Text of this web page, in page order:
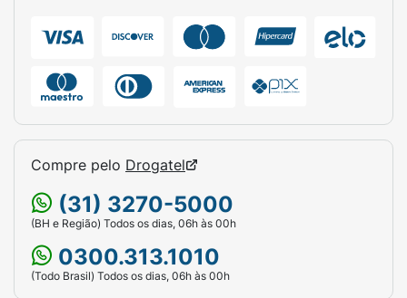
Compre pelo Drogatel
(31) 3270-5000
(BH e Região) Todos os dias, 06h às 00h
0300.313.1010
(Todo Brasil) Todos os dias, 06h às 00h